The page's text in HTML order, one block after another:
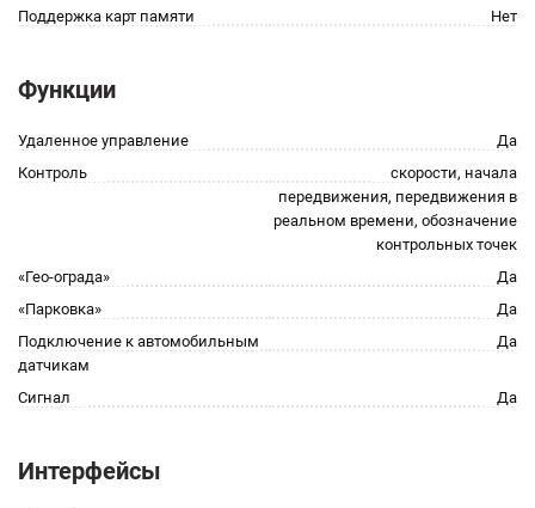
Поддержка карт памяти Нет
Функции
Удаленное управление
Да
Контроль
скорости, начала
передвижения, передвижения в
реальном времени, обозначение
контрольных точек
«Гео-ограда»
Да
«Парковка»
Да
Подключение к автомобильным
датчикам
Да
Сигнал Да
Интерфейсы